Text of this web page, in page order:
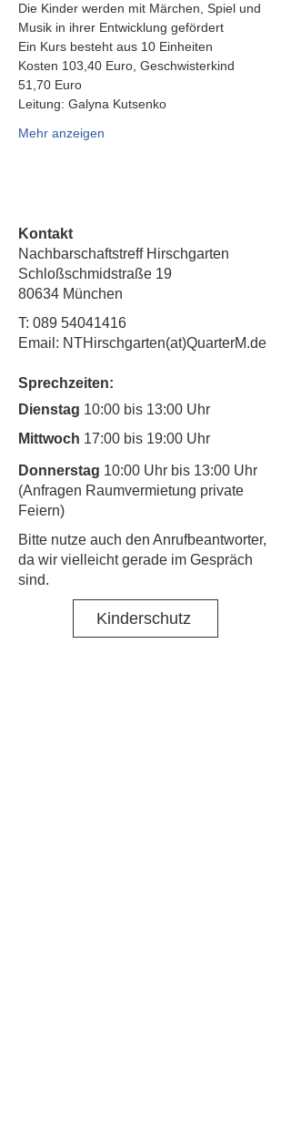
Die Kinder werden mit Märchen, Spiel und
Musik in ihrer Entwicklung gefördert
Ein Kurs besteht aus 10 Einheiten
Kosten 103,40 Euro, Geschwisterkind
51,70 Euro
Leitung: Galyna Kutsenko
Mehr anzeigen
Kontakt
Nachbarschaftstreff Hirschgarten
Schloßschmidstraße 19
80634 München
T: 089 54041416
Email: NTHirschgarten(at)QuarterM.de
Sprechzeiten:
Dienstag 10:00 bis 13:00 Uhr
Mittwoch 17:00 bis 19:00 Uhr
Donnerstag 10:00 Uhr bis 13:00 Uhr
(Anfragen Raumvermietung private
Feiern)
​Bitte nutze auch den Anrufbeantworter,
da wir vielleicht gerade im Gespräch
sind.
Kinderschutz